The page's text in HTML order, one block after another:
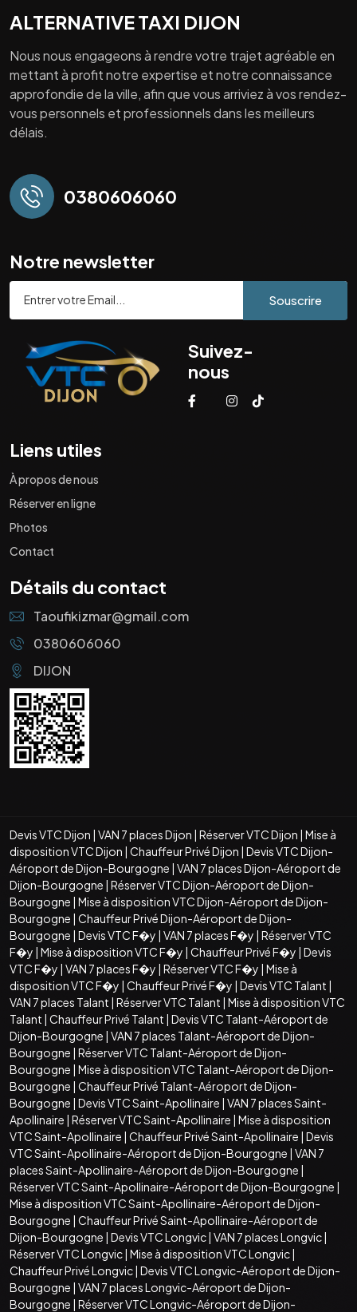
ALTERNATIVE TAXI DIJON
Nous nous engageons à rendre votre trajet agréable en
mettant à profit notre expertise et notre connaissance
approfondie de la ville, afin que vous arriviez à vos rendez-
vous personnels et professionnels dans les meilleurs
délais.
0380606060
Notre newsletter
Souscrire
Suivez-
nous
Liens utiles
À propos de nous
Réserver en ligne
Photos
Contact
Détails du contact
Taoufikizmar@gmail.com
0380606060
DIJON
Devis VTC Dijon | VAN 7 places Dijon | Réserver VTC Dijon | Mise à
disposition VTC Dijon | Chauffeur Privé Dijon | Devis VTC Dijon-
Aéroport de Dijon-Bourgogne | VAN 7 places Dijon-Aéroport de
Dijon-Bourgogne | Réserver VTC Dijon-Aéroport de Dijon-
Bourgogne | Mise à disposition VTC Dijon-Aéroport de Dijon-
Bourgogne | Chauffeur Privé Dijon-Aéroport de Dijon-
Bourgogne | Devis VTC F�y | VAN 7 places F�y | Réserver VTC
F�y | Mise à disposition VTC F�y | Chauffeur Privé F�y | Devis
VTC F�y | VAN 7 places F�y | Réserver VTC F�y | Mise à
disposition VTC F�y | Chauffeur Privé F�y | Devis VTC Talant |
VAN 7 places Talant | Réserver VTC Talant | Mise à disposition VTC
Talant | Chauffeur Privé Talant | Devis VTC Talant-Aéroport de
Dijon-Bourgogne | VAN 7 places Talant-Aéroport de Dijon-
Bourgogne | Réserver VTC Talant-Aéroport de Dijon-
Bourgogne | Mise à disposition VTC Talant-Aéroport de Dijon-
Bourgogne | Chauffeur Privé Talant-Aéroport de Dijon-
Bourgogne | Devis VTC Saint-Apollinaire | VAN 7 places Saint-
Apollinaire | Réserver VTC Saint-Apollinaire | Mise à disposition
VTC Saint-Apollinaire | Chauffeur Privé Saint-Apollinaire | Devis
VTC Saint-Apollinaire-Aéroport de Dijon-Bourgogne | VAN 7
places Saint-Apollinaire-Aéroport de Dijon-Bourgogne |
Réserver VTC Saint-Apollinaire-Aéroport de Dijon-Bourgogne |
Mise à disposition VTC Saint-Apollinaire-Aéroport de Dijon-
Bourgogne | Chauffeur Privé Saint-Apollinaire-Aéroport de
Dijon-Bourgogne | Devis VTC Longvic| VAN 7 places Longvic|
Réserver VTC Longvic| Mise à disposition VTC Longvic|
Chauffeur Privé Longvic| Devis VTC Longvic-Aéroport de Dijon-
Bourgogne | VAN 7 places Longvic-Aéroport de Dijon-
Bourgogne | Réserver VTC Longvic-Aéroport de Dijon-